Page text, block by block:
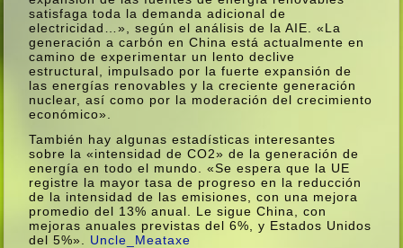
satisfaga toda la demanda adicional de
electricidad…», según el análisis de la AIE. «La
generación a carbón en China está actualmente en
camino de experimentar un lento declive
estructural, impulsado por la fuerte expansión de
las energí­as renovables y la creciente generación
nuclear, así­ como por la moderación del crecimiento
económico».
También hay algunas estadí­sticas interesantes
sobre la «intensidad de CO2» de la generación de
energí­a en todo el mundo. «Se espera que la UE
registre la mayor tasa de progreso en la reducción
de la intensidad de las emisiones, con una mejora
promedio del 13% anual. Le sigue China, con
mejoras anuales previstas del 6%, y Estados Unidos
del 5%». Uncle_Meataxe